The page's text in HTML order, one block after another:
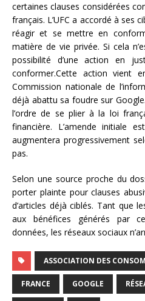
certaines clauses considérées
français. L’UFC a accordé à ses
réagir et se mettre en
matière de vie privée. Si cela
possibilité d’une action en
conformer.Cette action vient
Commission nationale de
déjà abattu sa foudre sur
l’ordre de se plier à la loi
financière. L’amende initiale
augmentera progressivement
pas.
Selon une source proche du
porter plainte pour clauses
d’articles déjà ciblés. Tant que
aux bénéfices générés par
données, les réseaux sociaux
ASSOCIATION DES
FRANCE GOOGLE